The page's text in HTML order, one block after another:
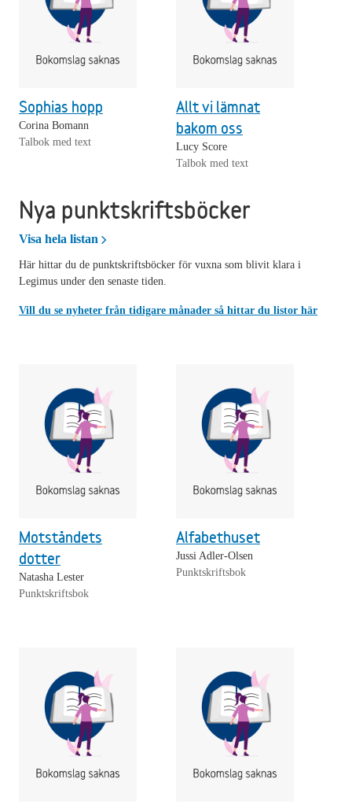
Sophias hopp
Corina Bomann
Talbok med text
Allt vi lämnat
bakom oss
Lucy Score
Talbok med text
Nya punktskriftsböcker
Visa hela listan Nya punktskriftsböcker
Här hittar du de punktskriftsböcker för vuxna som blivit klara i
Legimus under den senaste tiden.
Vill du se nyheter från tidigare månader så hittar du listor här
Motståndets
dotter
Natasha Lester
Punktskriftsbok
Alfabethuset
Jussi Adler-Olsen
Punktskriftsbok